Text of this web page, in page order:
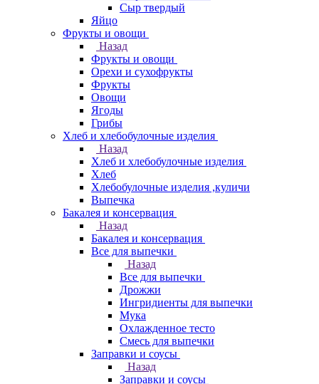
Сыр твердый
Яйцо
Фрукты и овощи
Назад
Фрукты и овощи
Орехи и сухофрукты
Фрукты
Овощи
Ягоды
Грибы
Хлеб и хлебобулочные изделия
Назад
Хлеб и хлебобулочные изделия
Хлеб
Хлебобулочные изделия ,куличи
Выпечка
Бакалея и консервация
Назад
Бакалея и консервация
Все для выпечки
Назад
Все для выпечки
Дрожжи
Ингридиенты для выпечки
Мука
Охлажденное тесто
Смесь для выпечки
Заправки и соусы
Назад
Заправки и соусы